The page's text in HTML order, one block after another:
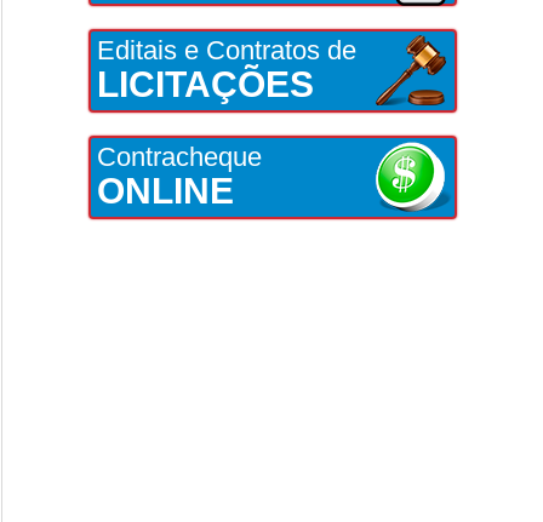
Editais e Contratos de
LICITAÇÕES
Contracheque
ONLINE